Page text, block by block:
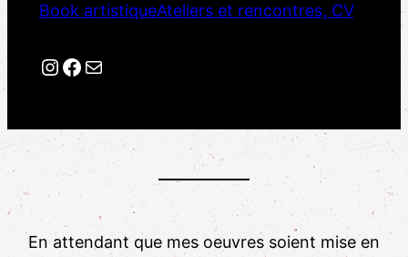
Book artistiqueAteliers et rencontres, CV
Instagram Facebook Mail
En attendant que mes oeuvres soient mise en